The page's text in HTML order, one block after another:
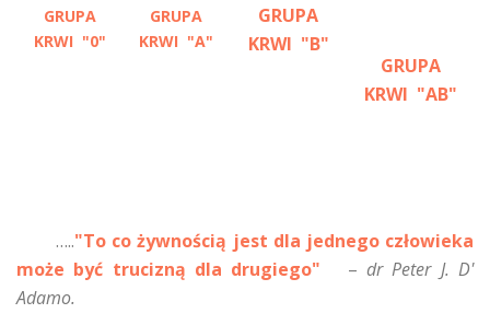
GRUPA
KRWI "0"
GRUPA
KRWI "A"
GRUPA
KRWI "B"
GRUPA
KRWI "AB"
….."To co żywnością jest dla jednego człowieka
może być trucizną dla drugiego"
–dr Peter J. D'
Adamo.